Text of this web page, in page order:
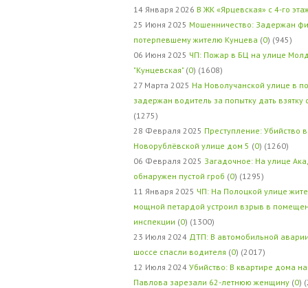
14 Января 2026 В ЖК «Ярцевская» с 4-го
25 Июня 2025 Мошенничество: Задержан
потерпевшему жителю Кунцева (0) (945)
06 Июня 2025 ЧП: Пожар в БЦ на улице
"Кунцевская" (0) (1608)
27 Марта 2025 На Новолучанской улице в
задержан водитель за попытку дать
(1275)
28 Февраля 2025 Преступление: Убийство
Новорублёвской улице дом 5 (0) (1260)
06 Февраля 2025 Загадочное: На улице
обнаружен пустой гроб (0) (1295)
11 Января 2025 ЧП: На Полоцкой улице
мощной петардой устроил взрыв в
инспекции (0) (1300)
23 Июля 2024 ДТП: В автомобильной
шоссе спасли водителя (0) (2017)
12 Июля 2024 Убийство: В квартире дома
Павлова зарезали 62-летнюю женщину (0)